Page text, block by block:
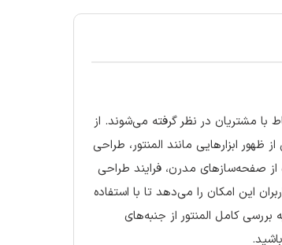
با مشتریان در نظر گرفته می‌شوند. از
ابزارهایی مانند المنتور، طراحی
از صفحه‌سازهای مدرن، فرایند طراحی
این امکان را می‌دهد تا با استفاده
کامل المنتور از جنبه‌های